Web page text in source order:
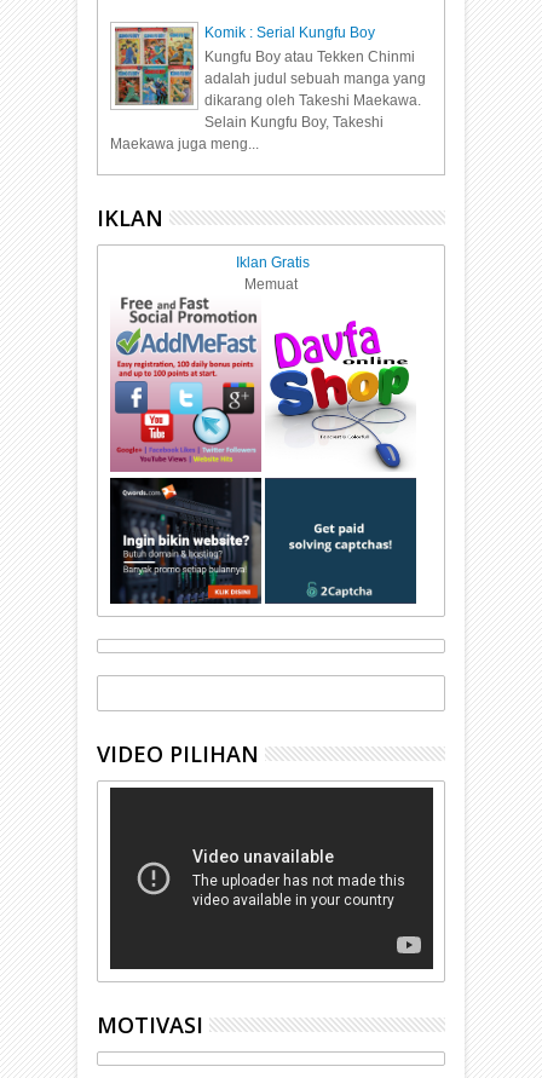
Komik : Serial Kungfu Boy
Kungfu Boy atau Tekken Chinmi
adalah judul sebuah manga yang
dikarang oleh Takeshi Maekawa.
Selain Kungfu Boy, Takeshi
Maekawa juga meng...
IKLAN
Iklan Gratis
Memuat
VIDEO PILIHAN
MOTIVASI